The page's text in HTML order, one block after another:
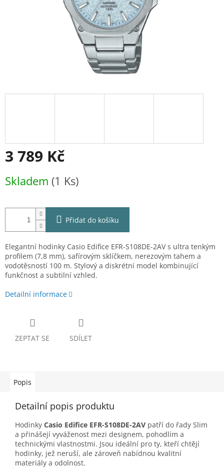
3 789 Kč
cena:
Skladem (1 Ks)
Přidat do košíku
Elegantní hodinky Casio Edifice EFR-S108DE-2AV s ultra tenkým
profilem (7,8 mm), safírovým sklíčkem, nerezovým tahem a
vodotěsností 100 m. Stylový a diskrétní model kombinující
funkčnost a subtilní vzhled.
Detailní informace
ZEPTAT SE SDÍLET
Popis
Detailní popis produktu
Hodinky Casio Edifice EFR-S108DE-2AV patří do řady Slim
a přinášejí vyváženost mezi designem, pohodlím a
technickými vlastnostmi. Jsou ideální pro ty, kteří chtějí
hodinky, jež neruší, ale zároveň nabídnou kvalitní
materiály a odolnost.